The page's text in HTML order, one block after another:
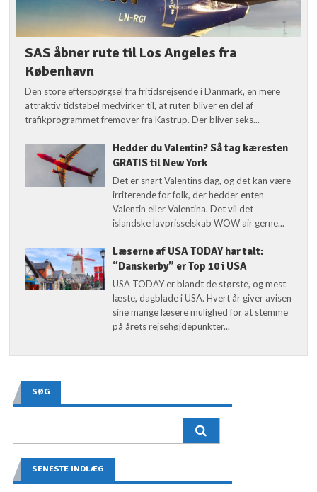
SAS åbner rute til Los Angeles fra
København
Den store efterspørgsel fra fritidsrejsende i Danmark, en mere
attraktiv tidstabel medvirker til, at ruten bliver en del af
trafikprogrammet fremover fra Kastrup. Der bliver seks...
Hedder du Valentin? Så tag kæresten
GRATIS til New York
Det er snart Valentins dag, og det kan være
irriterende for folk, der hedder enten
Valentin eller Valentina. Det vil det
islandske lavprisselskab WOW air gerne...
Læserne af USA TODAY har talt:
“Danskerby” er Top 10 i USA
USA TODAY er blandt de største, og mest
læste, dagblade i USA. Hvert år giver avisen
sine mange læsere mulighed for at stemme
på årets rejsehøjdepunkter...
SØG
SENESTE INDLÆG